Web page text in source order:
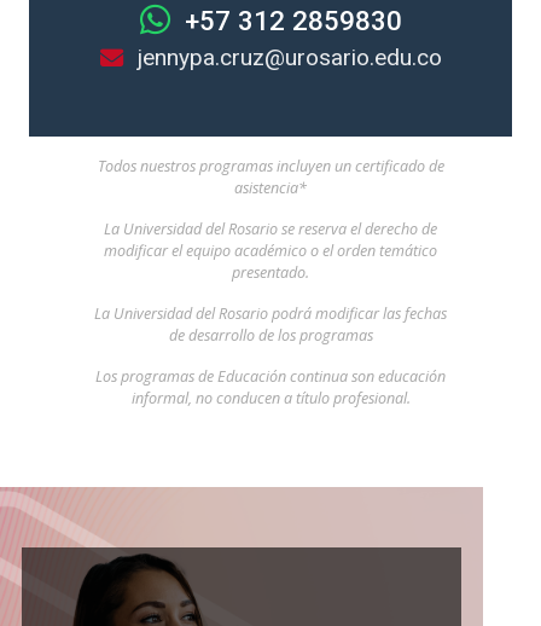
+57 312 2859830
jennypa.cruz@urosario.edu.co
Todos nuestros programas incluyen un certificado de
asistencia*
La Universidad del Rosario se reserva el derecho de
modificar el equipo académico o el orden temático
presentado.
La Universidad del Rosario podrá modificar las fechas
de desarrollo de los programas
Los programas de Educación continua son educación
informal, no conducen a título profesional.